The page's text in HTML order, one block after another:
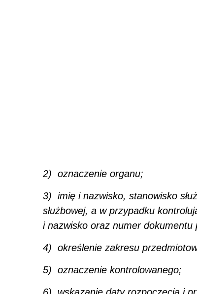
2) oznaczenie organu;
3) imię i nazwisko, stanowisko
służbowej, a w przypadku
i nazwisko oraz numer
4) określenie zakresu
5) oznaczenie kontrolowanego;